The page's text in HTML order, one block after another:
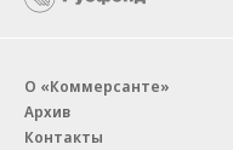
О «Коммерсанте»
Архив
Контакты